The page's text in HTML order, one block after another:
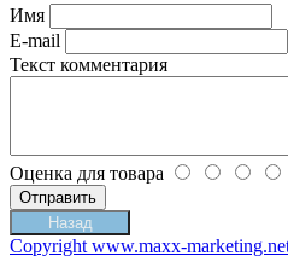
Имя
E-mail
Текст комментария
Оценка для товара
Copyright www.maxx-